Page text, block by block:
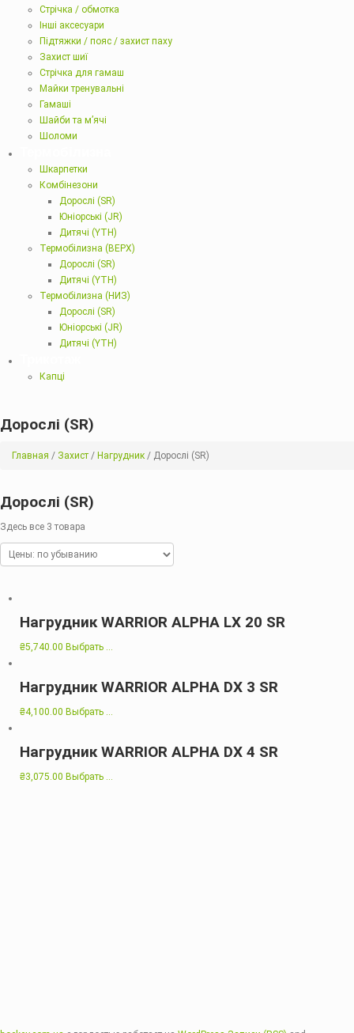
Стрічка / обмотка
Інші аксесуари
Підтяжки / пояс / захист паху
Захист шиї
Стрічка для гамаш
Майки тренувальні
Гамаші
Шайби та м’ячі
Шоломи
Шкарпетки
Комбінезони
Дорослі (SR)
Юніорські (JR)
Дитячі (YTH)
Термобілизна (ВЕРХ)
Дорослі (SR)
Дитячі (YTH)
Термобілизна (НИЗ)
Дорослі (SR)
Юніорські (JR)
Дитячі (YTH)
Капці
Дорослі (SR)
Главная / Захист / Нагрудник / Дорослі (SR)
Дорослі (SR)
Здесь все 3 товара
Нагрудник WARRIOR ALPHA LX 20 SR
₴5,740.00 Выбрать ...
Нагрудник WARRIOR ALPHA DX 3 SR
₴4,100.00 Выбрать ...
Нагрудник WARRIOR ALPHA DX 4 SR
₴3,075.00 Выбрать ...